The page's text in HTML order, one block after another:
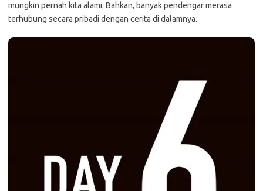
mungkin pernah kita alami. Bahkan, banyak pendengar merasa
terhubung secara pribadi dengan cerita di dalamnya.